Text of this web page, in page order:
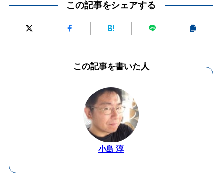
この記事をシェアする
この記事を書いた人
小島 淳